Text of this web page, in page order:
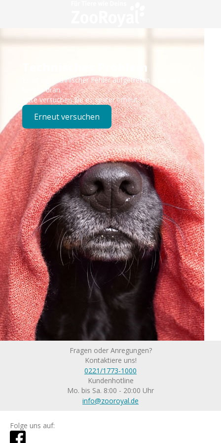
Technisches Problem
Es ist ein technischer Fehler aufgetreten – wir sind
bereits dran.
Bitte versuchen Sie es später erneut.
Erneut versuchen
Fragen oder Anregungen?
Kontaktiere uns!
0221/1773-1000
Kundenhotline
Mo. bis Sa. 8:00 - 20:00 Uhr
info@zooroyal.de
Folge uns auf: